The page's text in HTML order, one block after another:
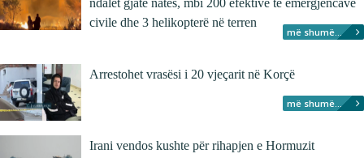
ndalet gjatë natës, mbi 200 efektivë të emergjencave
civile dhe 3 helikopterë në terren
më shumë...
Arrestohet vrasësi i 20 vjeçarit në Korçë
më shumë...
Irani vendos kushte për rihapjen e Hormuzit